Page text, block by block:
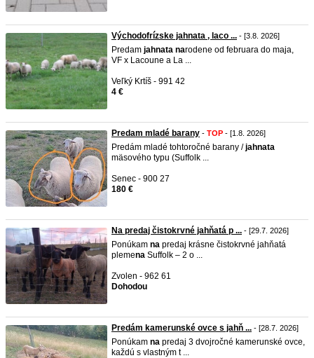
Východofrízske jahnata , laco ... - [3.8. 2026]
Predam jahnata narodene od februara do maja,
VF x Lacoune a La ...
Veľký Krtíš - 991 42
4 €
Predam mladé barany - TOP - [1.8. 2026]
Predám mladé tohtoročné barany /jahnata
mäsového typu (Suffolk ...
Senec - 900 27
180 €
Na predaj čistokrvné jahňatá p ... - [29.7. 2026]
Ponúkam na predaj krásne čistokrvné jahňatá
plemena Suffolk – 2 o ...
Zvolen - 962 61
Dohodou
Predám kamerunské ovce s jahň ... - [28.7. 2026]
Ponúkam na predaj 3 dvojročné kamerunské ovce,
každú s vlastným t ...